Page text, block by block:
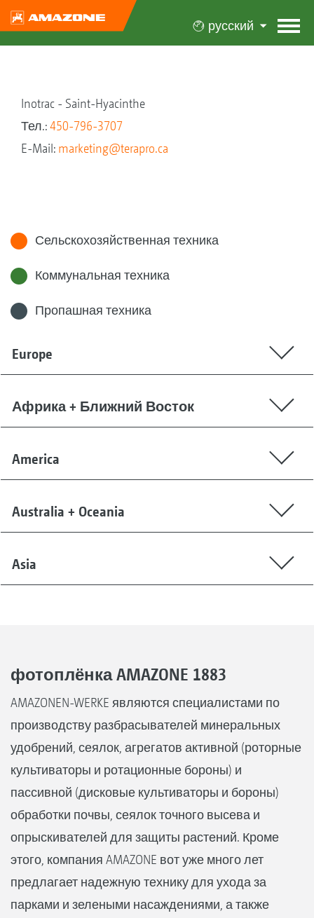
русский
Inotrac - Saint-Hyacinthe
Тел.:450-796-3707
E-Mail: marketing@terapro.ca
Сельскохозяйственная техника
Коммунальная техника
Пропашная техника
Europe
Африка + Ближний Восток
America
Australia + Oceania
Asia
фотоплёнка AMAZONE 1883
AMAZONEN-WERKE являются специалистами по
производству разбрасывателей минеральных
удобрений, сеялок, агрегатов активной (роторные
культиваторы и ротационные бороны) и
пассивной (дисковые культиваторы и бороны)
обработки почвы, сеялок точного высева и
опрыскивателей для защиты растений. Кроме
этого, компания AMAZONE вот уже много лет
предлагает надежную технику для ухода за
парками и зелеными насаждениями, а также